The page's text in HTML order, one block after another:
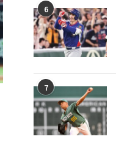
6
7